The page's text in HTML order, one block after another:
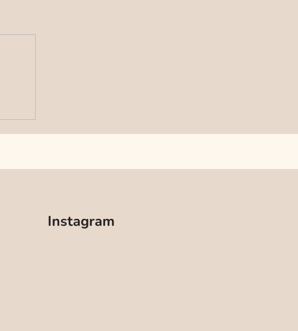
Instagram